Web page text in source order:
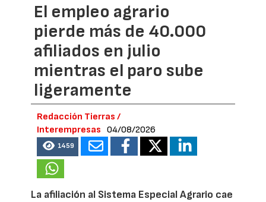
El empleo agrario
pierde más de 40.000
afiliados en julio
mientras el paro sube
ligeramente
Redacción Tierras /
Interempresas
04/08/2026
1459
La afiliación al Sistema Especial Agrario cae